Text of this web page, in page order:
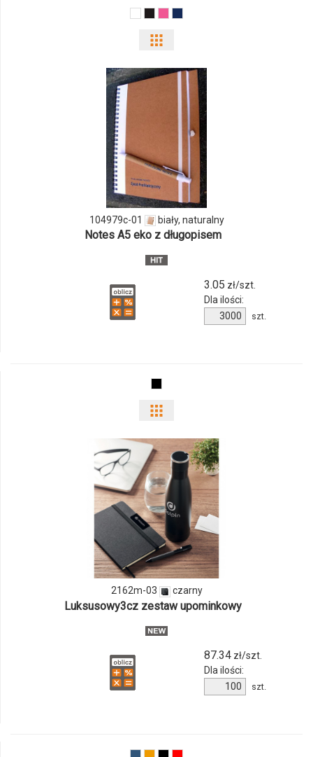
odmiany
produktu
104979c-
01
104979c-01 biały, naturalny
Notes A5 eko z długopisem
3.05 zł/szt.
Dla ilości:
Ilość
produktu
szt.
odmiany
ilości
produktu
2162m-
03
2162m-03 czarny
Luksusowy3cz zestaw upominkowy
87.34zł/szt.
Dla ilości:
produktu
szt.